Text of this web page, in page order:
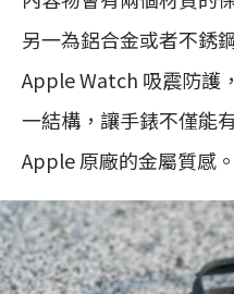
另一為鋁合金或者不銹
Apple Watch 吸震防護
一結構，讓手錶不僅能
Apple 原廠的金屬質感。